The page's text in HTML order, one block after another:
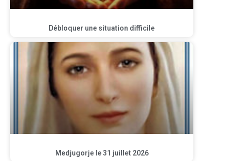
Débloquer une situation difficile
Medjugorje le 31 juillet 2026